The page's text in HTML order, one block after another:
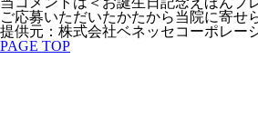
ご応募いただいたかたから当院に寄せ
提供元：株式会社ベネッセコーポレー
PAGE TOP